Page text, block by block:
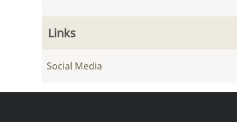
Links
Social Media